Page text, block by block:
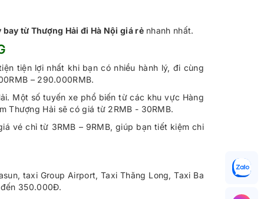
bay từ Thượng Hải đi Hà Nội giá rẻnhanh nhất.
tiện lợi nhất khi bạn có nhiều hành lý, đi cùng
– 290.000RMB.
Một số tuyến xe phổ biến từ các khu vực Hàng
Thượng Hải sẽ có giá từ 2RMB - 30RMB.
vé chỉ từ 3RMB – 9RMB, giúp bạn tiết kiệm chi
taxi Group Airport, Taxi Thăng Long, Taxi Ba
350.000Đ.